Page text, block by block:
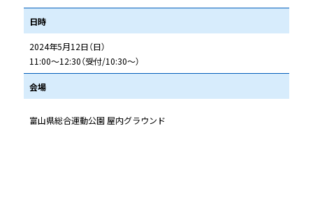
日時
2024年5月12日（日）
11:00～12:30（受付/10:30～）
会場
富山県総合運動公園 屋内グラウンド